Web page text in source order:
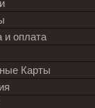
и оплата
Карты